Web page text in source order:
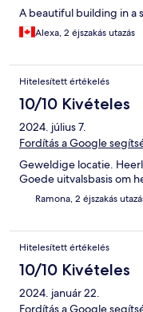
A beautiful building in a
Alexa, 2 éjszakás utazás
Hitelesített értékelés
10/10 Kivételes
2024. július 7.
Fordítás a Google
Geweldige locatie.
Goede uitvalsbasis om
Ramona, 2 éjszakás
Hitelesített értékelés
10/10 Kivételes
2024. január 22.
Fordítás a Google